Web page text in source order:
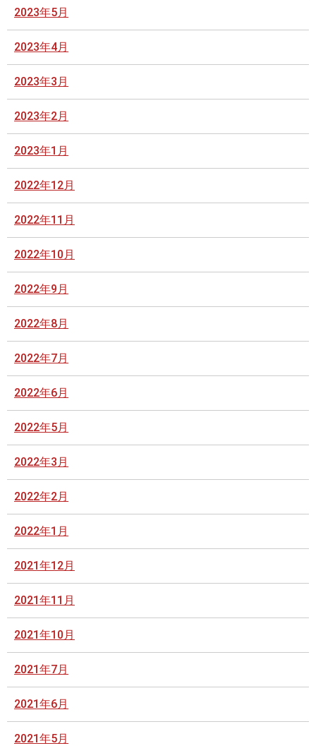
2023年5月
2023年4月
2023年3月
2023年2月
2023年1月
2022年12月
2022年11月
2022年10月
2022年9月
2022年8月
2022年7月
2022年6月
2022年5月
2022年3月
2022年2月
2022年1月
2021年12月
2021年11月
2021年10月
2021年7月
2021年6月
2021年5月